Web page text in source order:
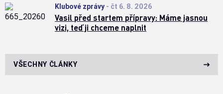
Klubové zprávy - čt 6. 8. 2026
Vasil před startem přípravy: Máme jasnou
vizi, teď ji chceme naplnit
VŠECHNY ČLÁNKY